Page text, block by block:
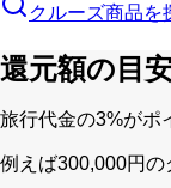
クルーズ商品を
還元額の目
旅行代金の3%がポ
例えば300,000円の